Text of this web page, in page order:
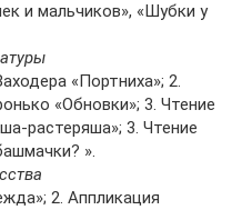
и мальчиков», «Шубки у
«Портниха»; 2.
«Обновки»; 3. Чтение
растеряша»; 3. Чтение
».
2. Аппликация